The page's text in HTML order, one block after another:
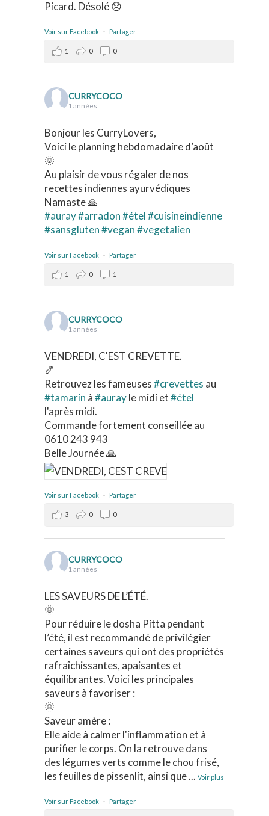
Picard. Désolé 😞
Voir sur Facebook · Partager
1 0 0
CURRYCOCO
1 années
Bonjour les CurryLovers,
Voici le planning hebdomadaire d’août
🌞
Au plaisir de vous régaler de nos
recettes indiennes ayurvédiques
Namaste 🙏
#auray#arradon#étel#cuisineindienne
#sansgluten#vegan#vegetalien
Voir sur Facebook · Partager
1 0 1
CURRYCOCO
1 années
VENDREDI, C'EST CREVETTE.
🍤
Retrouvez les fameuses#crevettes au
#tamarin à#aurayle midi et#étel
l'après midi.
Commande fortement conseillée au
0610 243 943
Belle Journée 🙏
Voir sur Facebook · Partager
3 0 0
CURRYCOCO
1 années
LES SAVEURS DE L’ÉTÉ.
🌞
Pour réduire le dosha Pitta pendant
l’été, il est recommandé de privilégier
certaines saveurs qui ont des propriétés
rafraîchissantes, apaisantes et
équilibrantes. Voici les principales
saveurs à favoriser :
🌞
Saveur amère :
Elle aide à calmer l'inflammation et à
purifier le corps. On la retrouve dans
des légumes verts comme le chou frisé,
les feuilles de pissenlit, ainsi que... Voir plus
Voir sur Facebook · Partager